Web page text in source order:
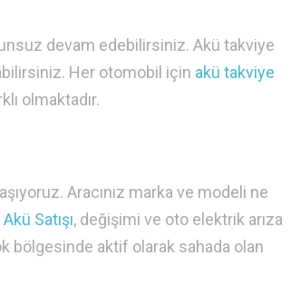
devam edebilirsiniz. Akü takviye
Her otomobil için akü takviye
olmaktadır.
Aracınız marka ve modeli ne
Akü Satışı, değişimi ve oto elektrik arıza
bölgesinde aktif olarak sahada olan